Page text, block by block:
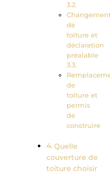
de
toiture et
déclaration
préalable
de
toiture et
permis
de
construire
Quelle
couverture de
toiture choisir